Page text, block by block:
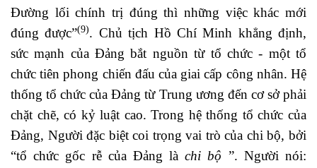
Đường lối chính trị đúng thì những việc khác mới
đúng được”(9). Chủ tịch Hồ Chí Minh khẳng định,
sức mạnh của Đảng bắt nguồn từ tổ chức - một tổ
chức tiên phong chiến đấu của giai cấp công nhân. Hệ
thống tổ chức của Đảng từ Trung ương đến cơ sở phải
chặt chẽ, có kỷ luật cao. Trong hệ thống tổ chức của
Đảng, Người đặc biệt coi trọng vai trò của chi bộ, bởi
“tổ chức gốc rễ của Đảng làchi bộ ”. Người nói: